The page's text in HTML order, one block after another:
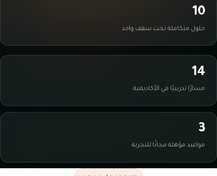
10
حلول متكاملة تحت سقف واحد
14
مسارًا تدريبيًا في الأكاديمية
3
مواعيد مؤهلة مجانًا للتجربة